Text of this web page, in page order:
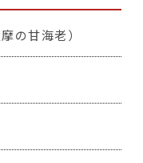
の甘海老）